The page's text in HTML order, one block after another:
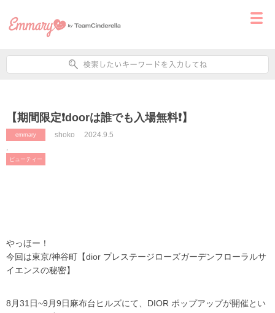
【期間限定❗️doorは誰でも入場無料❗️】
emmary
,
ビューティー
shoko 2024.9.5
やっほー！
今回は東京/神谷町【dior プレステージローズガーデンフローラルサ
イエンスの秘密】
8月31日~9月9日麻布台ヒルズにて、DIOR ポップアップが開催とい